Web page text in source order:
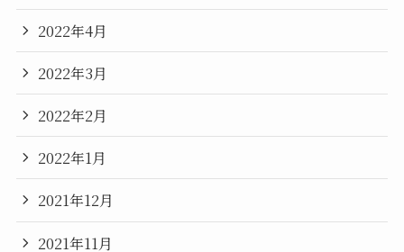
2022年4月
2022年3月
2022年2月
2022年1月
2021年12月
2021年11月